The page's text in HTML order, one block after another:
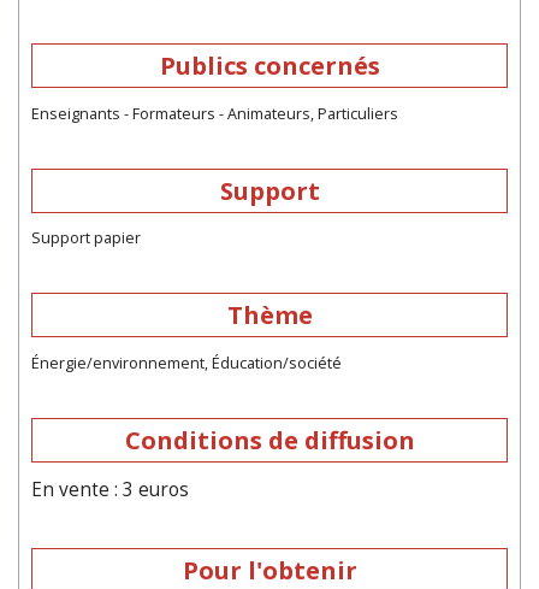
Publics concernés
Enseignants - Formateurs - Animateurs, Particuliers
Support
Support papier
Thème
Énergie/environnement, Éducation/société
Conditions de diffusion
En vente : 3 euros
Pour l'obtenir